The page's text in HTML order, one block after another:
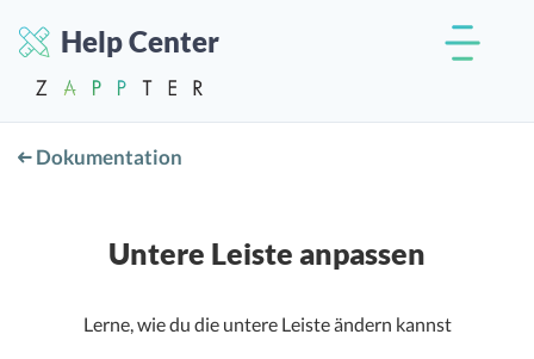
Help Center
Dokumentation
Untere Leiste anpassen
Lerne, wie du die untere Leiste ändern kannst